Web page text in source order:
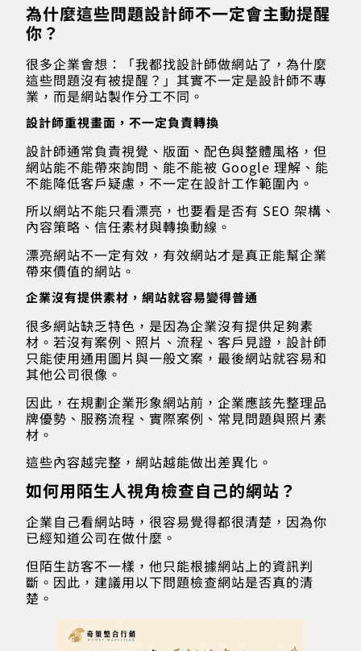
為什麼這些問題設計師不一定會主動提醒
你？
很多企業會想：「我都找設計師做網站了，為什麼
這些問題沒有被提醒？」其實不一定是設計師不專
業，而是網站製作分工不同。
設計師重視畫面，不一定負責轉換
設計師通常負責視覺、版面、配色與整體風格，但
網站能不能帶來詢問、能不能被 Google 理解、能
不能降低客戶疑慮，不一定在設計工作範圍內。
所以網站不能只看漂亮，也要看是否有 SEO 架構、
內容策略、信任素材與轉換動線。
漂亮網站不一定有效，有效網站才是真正能幫企業
帶來價值的網站。
企業沒有提供素材，網站就容易變得普通
很多網站缺乏特色，是因為企業沒有提供足夠素
材。若沒有案例、照片、流程、客戶見證，設計師
只能使用通用圖片與一般文案，最後網站就容易和
其他公司很像。
因此，在規劃企業形象網站前，企業應該先整理品
牌優勢、服務流程、實際案例、常見問題與照片素
材。
這些內容越完整，網站越能做出差異化。
如何用陌生人視角檢查自己的網站？
企業自己看網站時，很容易覺得都很清楚，因為你
已經知道公司在做什麼。
但陌生訪客不一樣，他只能根據網站上的資訊判
斷。因此，建議用以下問題檢查網站是否真的清
楚。